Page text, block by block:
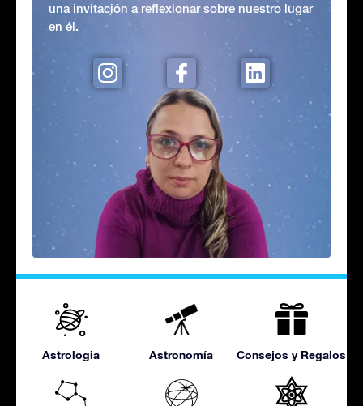
una invitación a reflexionar sobre nuestro lugar
en él.
Astrologia Astronomía Consejos y Regalos